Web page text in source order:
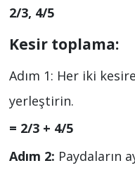
2/3, 4/5
Kesir toplama:
Adım 1: Her iki
yerleştirin.
= 2/3 + 4/5
Adım 2: Paydaların